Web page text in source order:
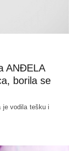
ANĐELA
borila se
je vodila tešku i